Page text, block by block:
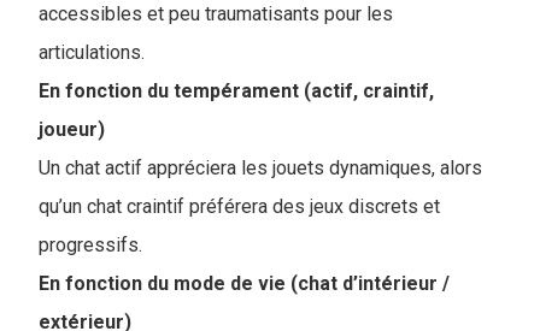
accessibles et peu traumatisants pour les
articulations.
En fonction du tempérament (actif, craintif,
joueur)
Un chat actif appréciera les jouets dynamiques, alors
qu’un chat craintif préférera des jeux discrets et
progressifs.
En fonction du mode de vie (chat d’intérieur /
extérieur)